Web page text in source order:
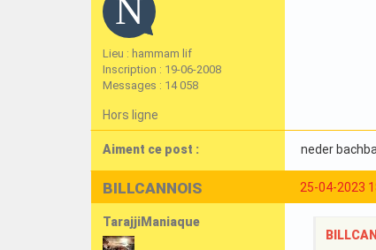
Lieu : hammam lif
Inscription : 19-06-2008
Messages : 14 058
Hors ligne
Aiment ce post : neder
25-04-2023
BILLCANNOIS
TarajjiManiaque